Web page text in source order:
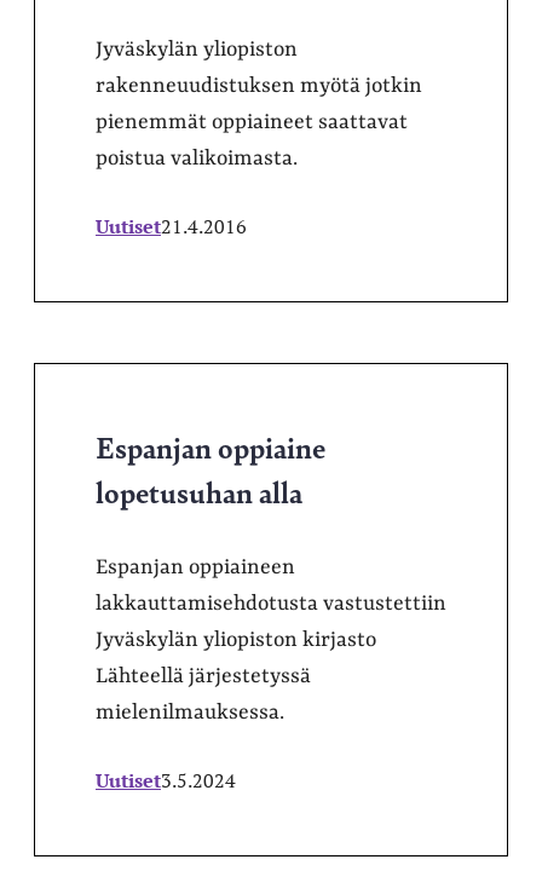
Jyväskylän yliopiston
rakenneuudistuksen myötä jotkin
pienemmät oppiaineet saattavat
poistua valikoimasta.
Uutiset21.4.2016
Espanjan oppiaine
lopetusuhan alla
Espanjan oppiaineen
lakkauttamisehdotusta vastustettiin
Jyväskylän yliopiston kirjasto
Lähteellä järjestetyssä
mielenilmauksessa.
Uutiset3.5.2024